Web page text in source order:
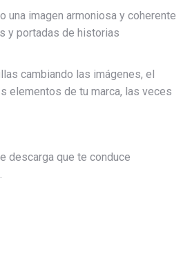
una imagen armoniosa y coherente
y portadas de historias
cambiando las imágenes, el
elementos de tu marca, las veces
descarga que te conduce